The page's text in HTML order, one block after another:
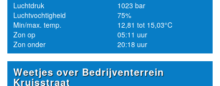
Luchtdruk
1023 bar
Luchtvochtigheid
75%
Min/max. temp.
12,81 tot 15,03°C
Zon op
05:11 uur
Zon onder
20:18 uur
Weetjes over Bedrijventerrein
Kruisstraat